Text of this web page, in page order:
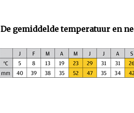
De gemiddelde temperatuur en